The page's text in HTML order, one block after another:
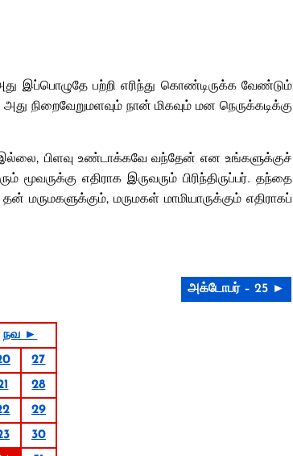
இப்பொழுதே பற்றி எரிந்து கொண்டிருக்க வேண்டும்
நிறைவேறுமளவும் நான் மிகவும் மன நெருக்கடிக்கு
பிளவு உண்டாக்கவே வந்தேன் என உங்களுக்குச்
எதிராக இருவரும் பிரிந்திருப்பர். தந்தை
மருமகள் மாமியாருக்கும் எதிராகப்
அக்டோபர் – 25 ►
நவ ►
27
28
29
30